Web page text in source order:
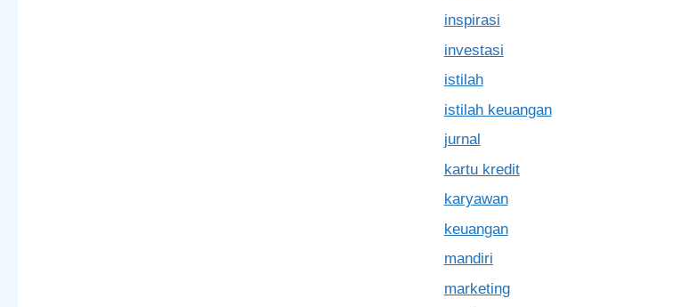
inspirasi
investasi
istilah
istilah keuangan
jurnal
kartu kredit
karyawan
keuangan
mandiri
marketing